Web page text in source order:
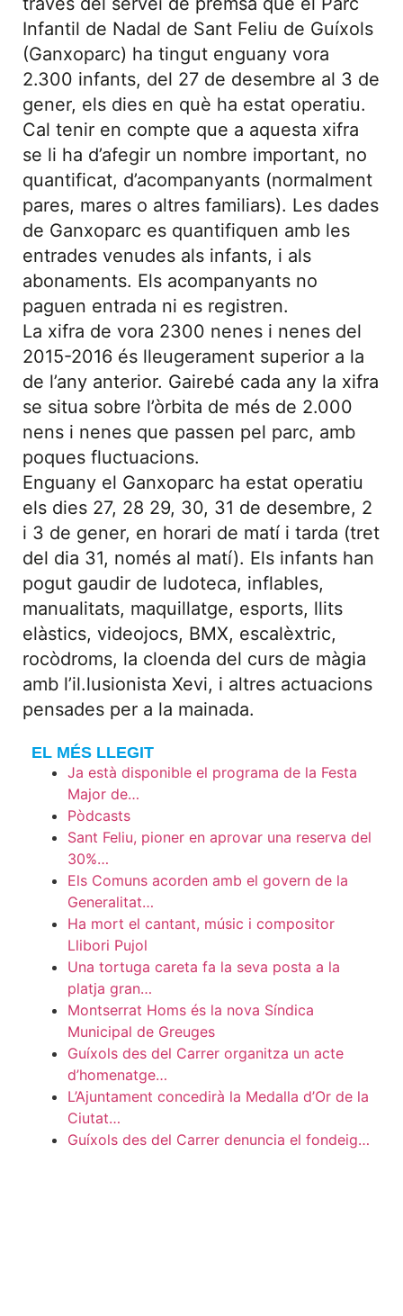
Infantil de Nadal de Sant Feliu de Guíxols
(Ganxoparc) ha tingut enguany vora
2.300 infants, del 27 de desembre al 3 de
gener, els dies en què ha estat operatiu.
Cal tenir en compte que a aquesta xifra
se li ha d’afegir un nombre important, no
quantificat, d’acompanyants (normalment
pares, mares o altres familiars). Les dades
de Ganxoparc es quantifiquen amb les
entrades venudes als infants, i als
abonaments. Els acompanyants no
paguen entrada ni es registren.
La xifra de vora 2300 nenes i nenes del
2015-2016 és lleugerament superior a la
de l’any anterior. Gairebé cada any la xifra
se situa sobre l’òrbita de més de 2.000
nens i nenes que passen pel parc, amb
poques fluctuacions.
Enguany el Ganxoparc ha estat operatiu
els dies 27, 28 29, 30, 31 de desembre, 2
i 3 de gener, en horari de matí i tarda (tret
del dia 31, només al matí). Els infants han
pogut gaudir de ludoteca, inflables,
manualitats, maquillatge, esports, llits
elàstics, videojocs, BMX, escalèxtric,
rocòdroms, la cloenda del curs de màgia
amb l’il.lusionista Xevi, i altres actuacions
pensades per a la mainada.
EL MÉS LLEGIT
Ja està disponible el programa de la Festa
Major de…
Pòdcasts
Sant Feliu, pioner en aprovar una reserva del
30%…
Els Comuns acorden amb el govern de la
Generalitat…
Ha mort el cantant, músic i compositor
Llibori Pujol
Una tortuga careta fa la seva posta a la
platja gran…
Montserrat Homs és la nova Síndica
Municipal de Greuges
Guíxols des del Carrer organitza un acte
d’homenatge…
L’Ajuntament concedirà la Medalla d’Or de la
Ciutat…
Guíxols des del Carrer denuncia el fondeig…